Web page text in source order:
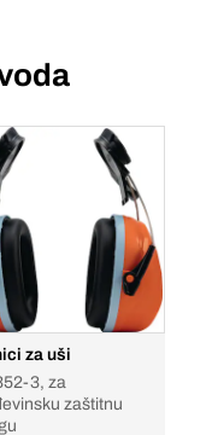
za uši
3, za
zaštitnu